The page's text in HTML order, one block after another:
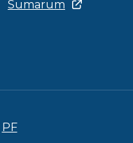
Sumarum
PF